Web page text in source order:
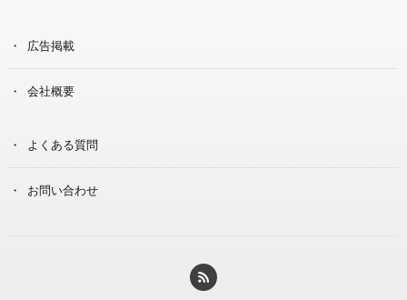
広告掲載
会社概要
よくある質問
お問い合わせ